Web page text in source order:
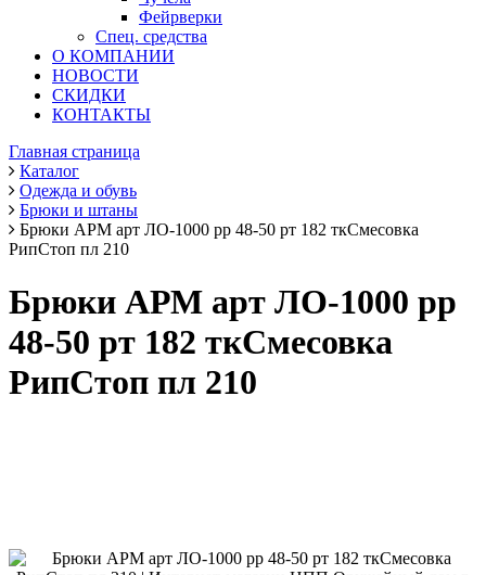
Фейрверки
Спец. средства
О КОМПАНИИ
НОВОСТИ
СКИДКИ
КОНТАКТЫ
Главная страница
Каталог
Одежда и обувь
Брюки и штаны
Брюки АРМ арт ЛО-1000 рр 48-50 рт 182 ткСмесовка
РипСтоп пл 210
Брюки АРМ арт ЛО-1000 рр
48-50 рт 182 ткСмесовка
РипСтоп пл 210